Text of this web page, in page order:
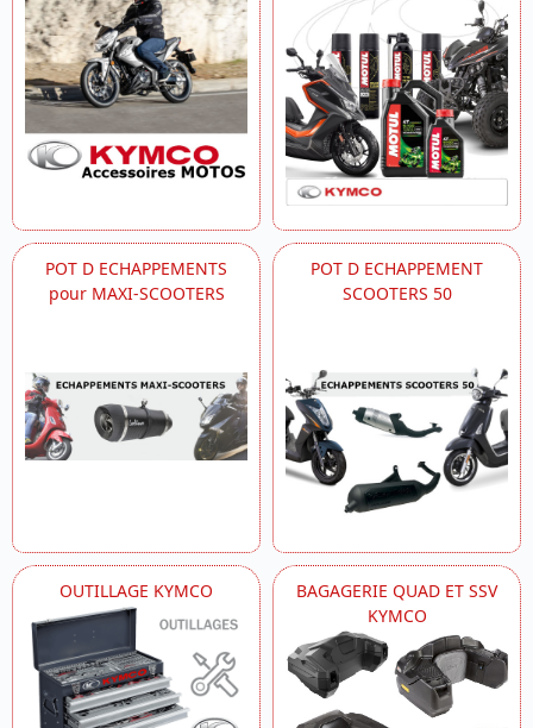
POT D ECHAPPEMENTS
pour MAXI-SCOOTERS
POT D ECHAPPEMENT
SCOOTERS 50
OUTILLAGE KYMCO
BAGAGERIE QUAD ET SSV
KYMCO